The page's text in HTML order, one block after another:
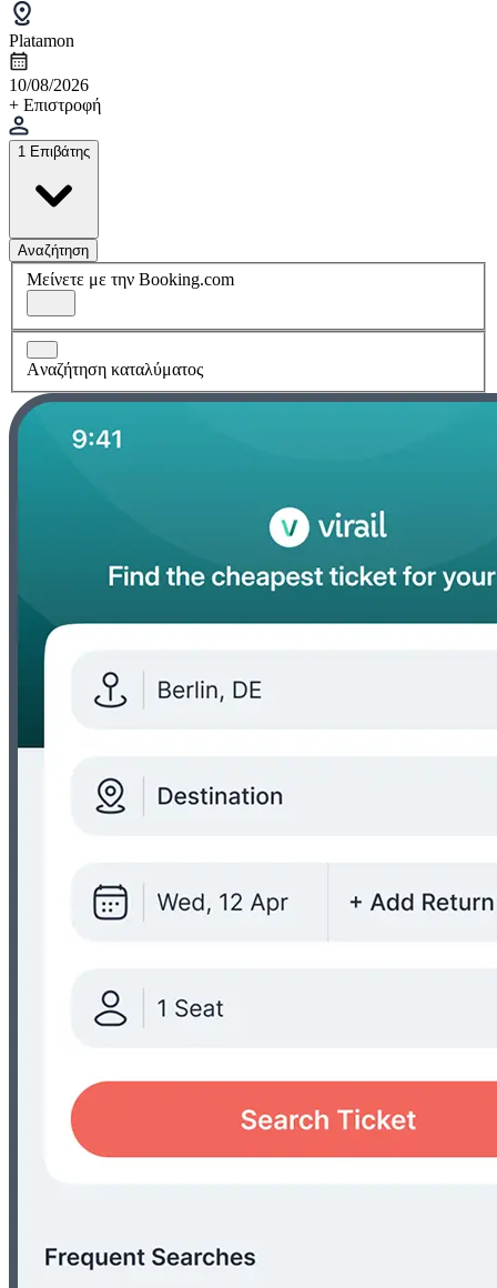
Platamon
10/08/2026
+ Επιστροφή
1 Επιβάτης
Αναζήτηση
Μείνετε με την Booking.com
Aναζήτηση καταλύματος